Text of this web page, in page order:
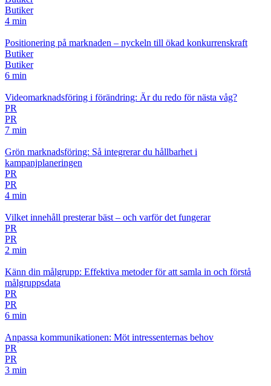
Butiker
4 min
Positionering på marknaden – nyckeln till ökad konkurrenskraft
Butiker
Butiker
6 min
Videomarknadsföring i förändring: Är du redo för nästa våg?
PR
PR
7 min
Grön marknadsföring: Så integrerar du hållbarhet i
kampanjplaneringen
PR
PR
4 min
Vilket innehåll presterar bäst – och varför det fungerar
PR
PR
2 min
Känn din målgrupp: Effektiva metoder för att samla in och förstå
målgruppsdata
PR
PR
6 min
Anpassa kommunikationen: Möt intressenternas behov
PR
PR
3 min